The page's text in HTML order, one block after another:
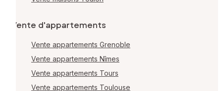
Vente d'appartements
Vente appartements Grenoble
Vente appartements Nîmes
Vente appartements Tours
Vente appartements Toulouse